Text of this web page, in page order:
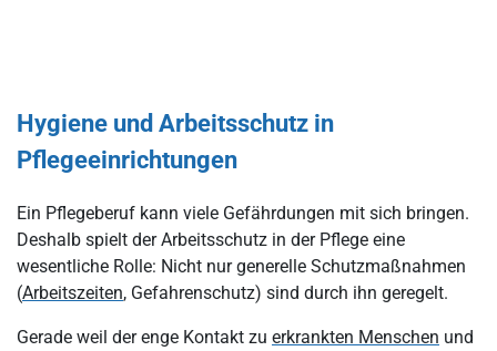
Hygiene und Arbeitsschutz in
Pflegeeinrichtungen
Ein Pflegeberuf kann viele Gefährdungen mit sich bringen.
Deshalb spielt der Arbeitsschutz in der Pflege eine
wesentliche Rolle: Nicht nur generelle Schutzmaßnahmen
(Arbeitszeiten, Gefahrenschutz) sind durch ihn geregelt.
Gerade weil der enge Kontakt zu erkrankten Menschen und